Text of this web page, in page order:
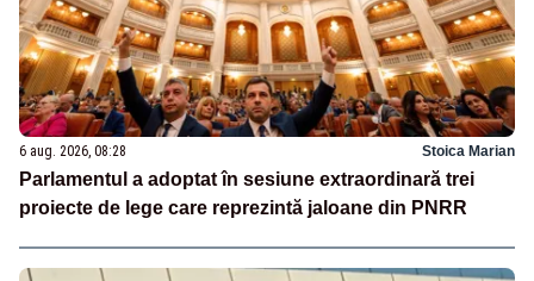
6 aug. 2026, 08:28 Stoica Marian
Parlamentul a adoptat în sesiune extraordinară trei
proiecte de lege care reprezintă jaloane din PNRR